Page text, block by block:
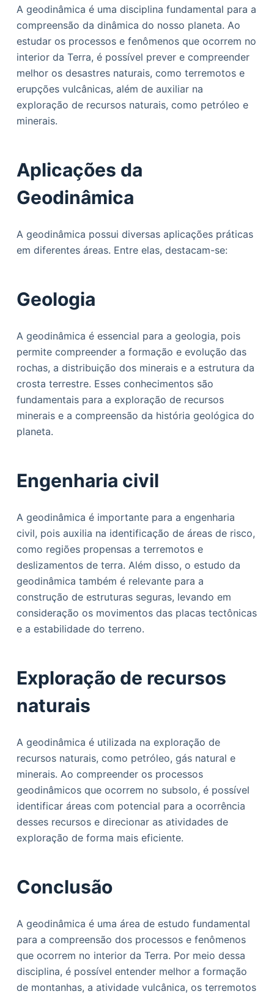
A geodinâmica é uma disciplina fundamental para a
compreensão da dinâmica do nosso planeta. Ao
estudar os processos e fenômenos que ocorrem no
interior da Terra, é possível prever e compreender
melhor os desastres naturais, como terremotos e
erupções vulcânicas, além de auxiliar na
exploração de recursos naturais, como petróleo e
minerais.
Aplicações da
Geodinâmica
A geodinâmica possui diversas aplicações práticas
em diferentes áreas. Entre elas, destacam-se:
Geologia
A geodinâmica é essencial para a geologia, pois
permite compreender a formação e evolução das
rochas, a distribuição dos minerais e a estrutura da
crosta terrestre. Esses conhecimentos são
fundamentais para a exploração de recursos
minerais e a compreensão da história geológica do
planeta.
Engenharia civil
A geodinâmica é importante para a engenharia
civil, pois auxilia na identificação de áreas de risco,
como regiões propensas a terremotos e
deslizamentos de terra. Além disso, o estudo da
geodinâmica também é relevante para a
construção de estruturas seguras, levando em
consideração os movimentos das placas tectônicas
e a estabilidade do terreno.
Exploração de recursos
naturais
A geodinâmica é utilizada na exploração de
recursos naturais, como petróleo, gás natural e
minerais. Ao compreender os processos
geodinâmicos que ocorrem no subsolo, é possível
identificar áreas com potencial para a ocorrência
desses recursos e direcionar as atividades de
exploração de forma mais eficiente.
Conclusão
A geodinâmica é uma área de estudo fundamental
para a compreensão dos processos e fenômenos
que ocorrem no interior da Terra. Por meio dessa
disciplina, é possível entender melhor a formação
de montanhas, a atividade vulcânica, os terremotos